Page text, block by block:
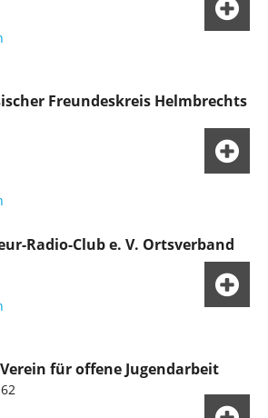
Freundeskreis Helmbrechts
Radio-Club e. V. Ortsverband
Verein für offene Jugendarbeit